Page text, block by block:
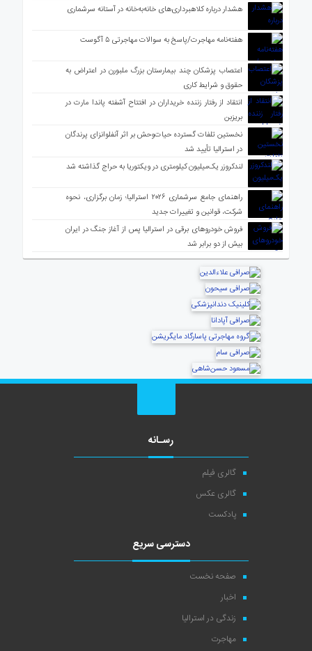
هشدار درباره کلاهبرداری‌های خانه‌به‌خانه در آستانه سرشماری
هفته‌نامه مهاجرت/پاسخ به سوالات مهاجرتی ۵ آگوست
اعتصاب پزشکان چند بیمارستان بزرگ ملبورن در اعتراض به
حقوق و شرایط کاری
انتقاد از رفتار زننده خریداران در افتتاح آشفته پاندا مارت در
بریزبن
نخستین تلفات گسترده حیات‌وحش بر اثر آنفلوانزای پرندگان
در استرالیا تأیید شد
لندکروزر یک‌میلیون کیلومتری در ویکتوریا به حراج گذاشته شد
راهنمای جامع سرشماری ۲۰۲۶ استرالیا؛ زمان برگزاری، نحوه
شرکت، قوانین و تغییرات جدید
فروش خودروهای برقی در استرالیا پس از آغاز جنگ در ایران
بیش از دو برابر شد
رسـانه
گالری فیلم
گالری عکس
پادکست
دسترسی سریع
صفحه نخست
اخبار
زندگی در استرالیا
مهاجرت